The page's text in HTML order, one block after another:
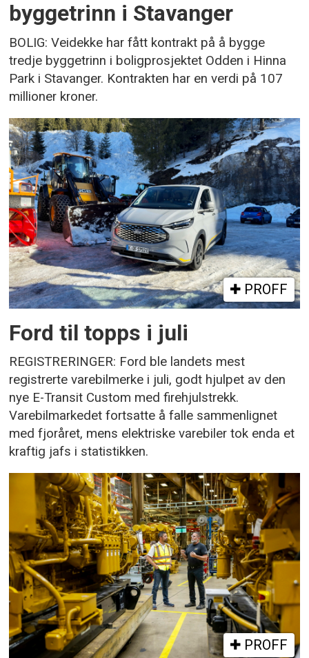
byggetrinn i Stavanger
BOLIG: Veidekke har fått kontrakt på å bygge
tredje byggetrinn i boligprosjektet Odden i Hinna
Park i Stavanger. Kontrakten har en verdi på 107
millioner kroner.
PROFF
Ford til topps i juli
REGISTRERINGER: Ford ble landets mest
registrerte varebilmerke i juli, godt hjulpet av den
nye E-Transit Custom med firehjulstrekk.
Varebilmarkedet fortsatte å falle sammenlignet
med fjoråret, mens elektriske varebiler tok enda et
kraftig jafs i statistikken.
PROFF